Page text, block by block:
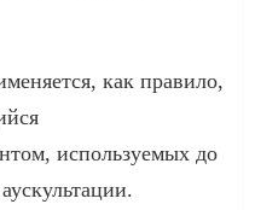
как правило,
используемых до